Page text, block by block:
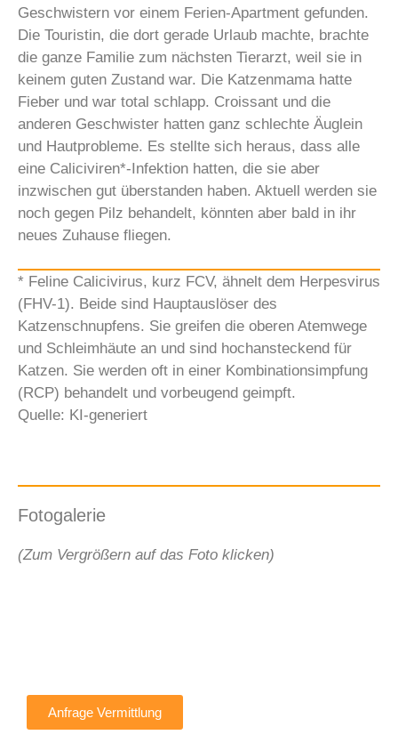
Geschwistern vor einem Ferien-Apartment gefunden.
Die Touristin, die dort gerade Urlaub machte, brachte
die ganze Familie zum nächsten Tierarzt, weil sie in
keinem guten Zustand war. Die Katzenmama hatte
Fieber und war total schlapp. Croissant und die
anderen Geschwister hatten ganz schlechte Äuglein
und Hautprobleme. Es stellte sich heraus, dass alle
eine Caliciviren*-Infektion hatten, die sie aber
inzwischen gut überstanden haben. Aktuell werden sie
noch gegen Pilz behandelt, könnten aber bald in ihr
neues Zuhause fliegen.
* Feline Calicivirus, kurz FCV, ähnelt dem Herpesvirus
(FHV-1). Beide sind Hauptauslöser des
Katzenschnupfens. Sie greifen die oberen Atemwege
und Schleimhäute an und sind hochansteckend für
Katzen. Sie werden oft in einer Kombinationsimpfung
(RCP) behandelt und vorbeugend geimpft.
Quelle: KI-generiert
Fotogalerie
(Zum Vergrößern auf das Foto klicken)
Anfrage Vermittlung